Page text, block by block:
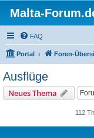
Malta-
FAQ
Portal Foren-
Ausflüge
Neues Thema
112